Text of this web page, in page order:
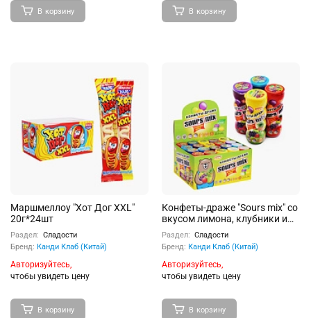
В корзину В корзину
Маршмеллоу "Хот Дог XXL"
20г*24шт
Раздел: Сладости
Бренд: Канди Клаб (Китай)
Авторизуйтесь,
чтобы увидеть цену
В корзину
Конфеты-драже "Sours mix" со
вкусом лимона, клубники и
черники 12г 20шт
Раздел: Сладости
Бренд: Канди Клаб (Китай)
Авторизуйтесь,
чтобы увидеть цену
В корзину